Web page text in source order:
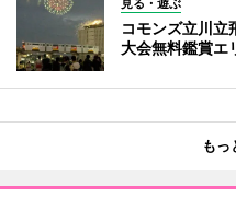
見る・遊ぶ
コモンズ立川
大会無料鑑賞エ
もっ